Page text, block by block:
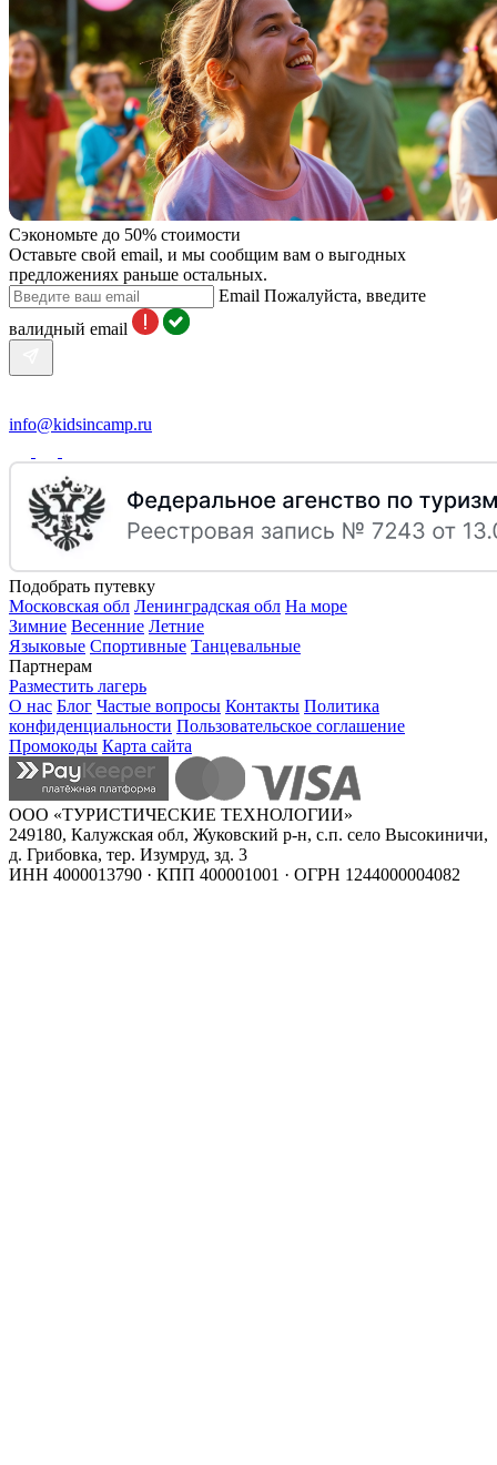
Сэкономьте до 50% стоимости
Оставьте свой email, и мы сообщим вам о выгодных
предложениях раньше остальных.
Email Пожалуйста, введите
валидный email
info@kidsincamp.ru
Подобрать путевку
Московская обл Ленинградская обл На море
Зимние Весенние Летние
Языковые Спортивные Танцевальные
Партнерам
Разместить лагерь
О нас Блог Частые вопросы Контакты Политика
конфиденциальности Пользовательское соглашение
Промокоды Карта сайта
ООО «ТУРИСТИЧЕСКИЕ ТЕХНОЛОГИИ»
249180, Калужская обл, Жуковский р-н, с.п. село Высокиничи,
д. Грибовка, тер. Изумруд, зд. 3
ИНН 4000013790 · КПП 400001001 · ОГРН 1244000004082